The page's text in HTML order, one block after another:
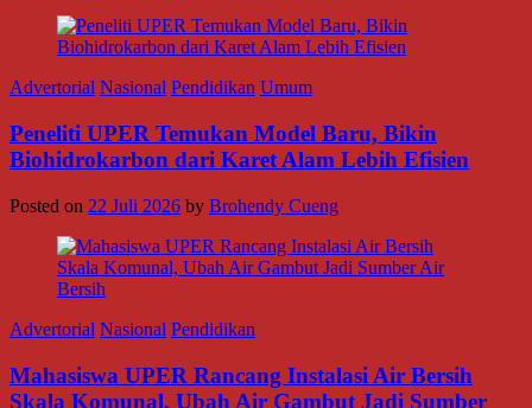
Advertorial Nasional Pendidikan Umum
Peneliti UPER Temukan Model Baru, Bikin
Biohidrokarbon dari Karet Alam Lebih Efisien
Posted on 22 Juli 2026 by Brohendy Cueng
Advertorial Nasional Pendidikan
Mahasiswa UPER Rancang Instalasi Air Bersih
Skala Komunal, Ubah Air Gambut Jadi Sumber